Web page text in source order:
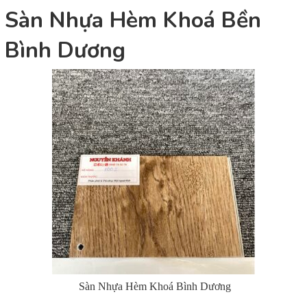
Sàn Nhựa Hèm Khoá Bền
Bình Dương
Sàn Nhựa Hèm Khoá Bình Dương